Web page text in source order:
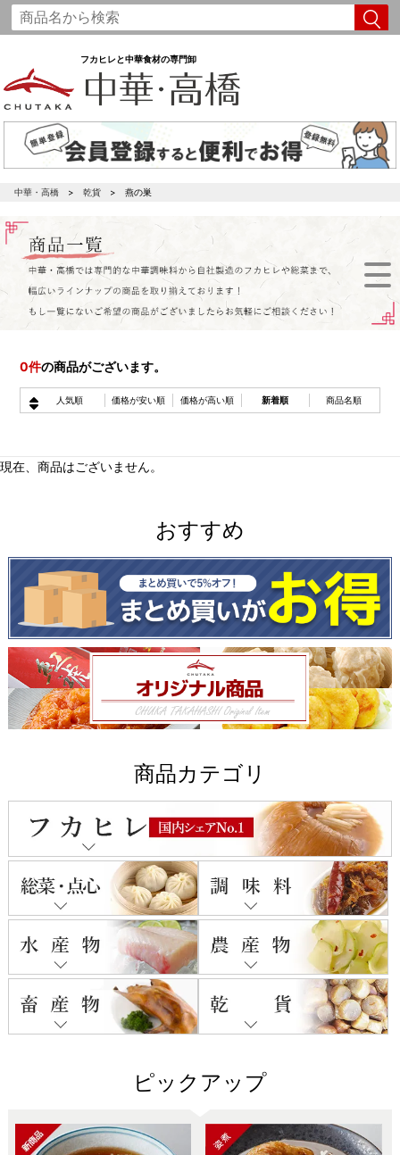
フカヒレと中華食材の専門卸
中華・高橋 乾貨 燕の巣
0件の商品がございます。
人気順 価格が安い順 価格が高い順 新着順 商品名順
現在、商品はございません。
おすすめ
商品カテゴリ
ピックアップ